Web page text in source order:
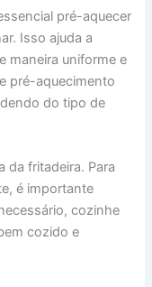
pré-aquecer
Isso ajuda a
maneira uniforme e
pré-aquecimento
do tipo de
da fritadeira. Para
é importante
cozinhe
cozido e